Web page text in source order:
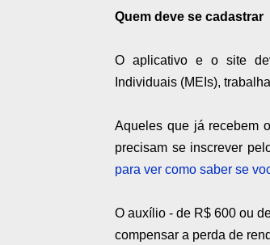
Quem deve se cadastrar
O aplicativo e o site
Individuais (MEIs),
Aqueles que já recebem
precisam se inscrever
para ver como saber se
O auxílio - de R$ 600 ou
compensar a perda de